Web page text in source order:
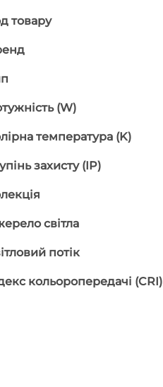
товару
(W)
температура (K)
захисту (IP)
світла
потік
кольоропередачі (CRI)